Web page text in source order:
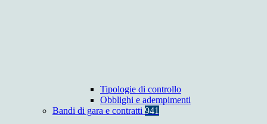
Tipologie di controllo
Obblighi e adempimenti
Bandi di gara e contratti 941